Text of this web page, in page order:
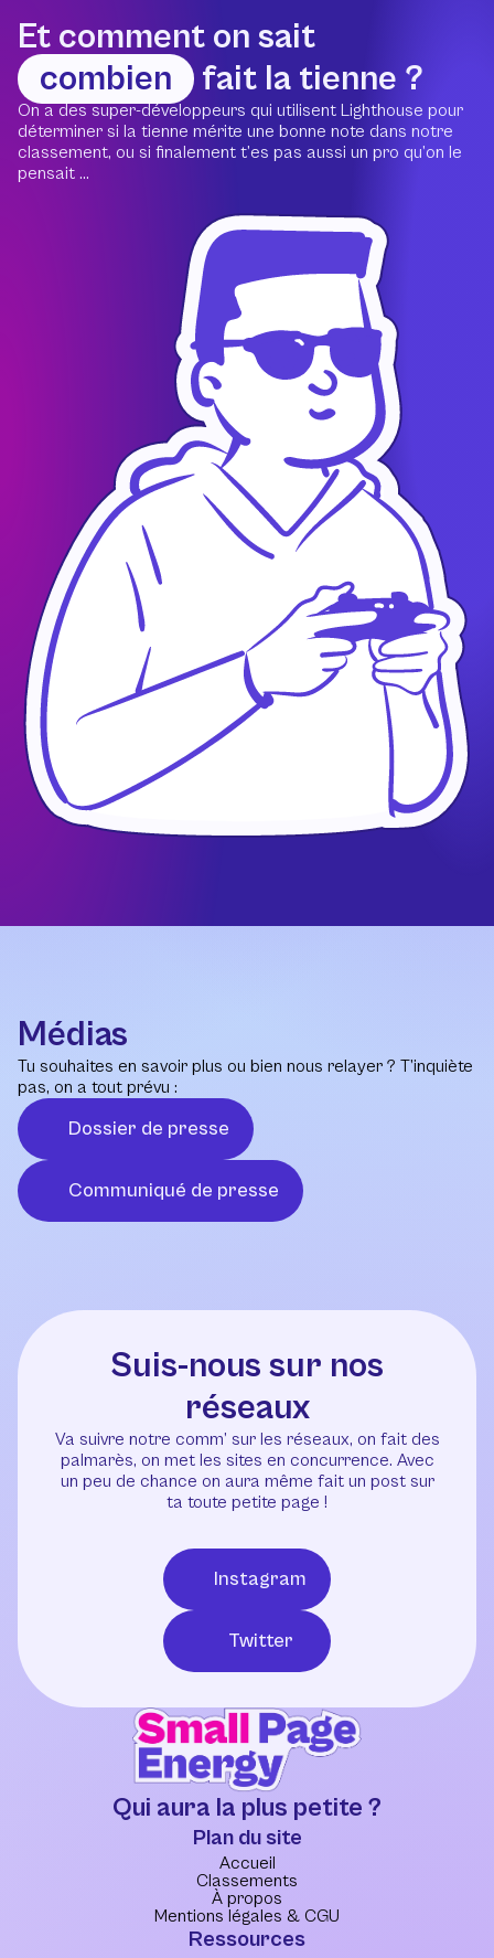
Et comment on sait
combien
fait la tienne ?
On a des super-développeurs qui utilisent Lighthouse pour
déterminer si la tienne mérite une bonne note dans notre
classement, ou si finalement t’es pas aussi un pro qu’on le
pensait ...
Médias
Tu souhaites en savoir plus ou bien nous relayer ? T’inquiète
pas, on a tout prévu :
Dossier de presse
Communiqué de presse
Suis-nous sur nos
réseaux
Va suivre notre comm’ sur les réseaux, on fait des
palmarès, on met les sites en concurrence. Avec
un peu de chance on aura même fait un post sur
ta toute petite page !
Instagram
Twitter
Qui aura la plus petite ?
Plan du site
Accueil
Classements
À propos
Mentions légales & CGU
Ressources